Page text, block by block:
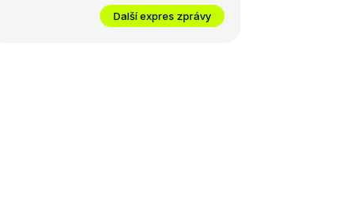
Další expres zprávy